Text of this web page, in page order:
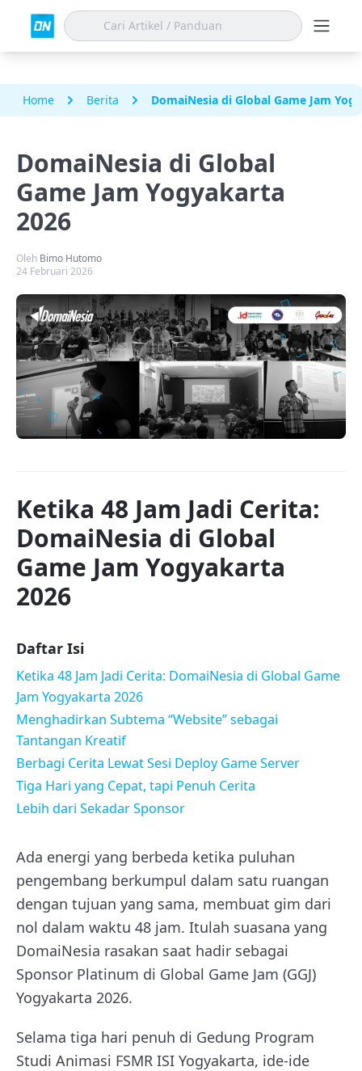
Home Berita DomaiNesia di Global Game Jam
DomaiNesia di Global
Game Jam Yogyakarta
2026
Oleh Bimo Hutomo
24 Februari 2026
Ketika 48 Jam Jadi Cerita:
DomaiNesia di Global
Game Jam Yogyakarta
2026
Daftar Isi
Ketika 48 Jam Jadi Cerita: DomaiNesia di Global Game
Jam Yogyakarta 2026
Menghadirkan Subtema “Website” sebagai
Tantangan Kreatif
Berbagi Cerita Lewat Sesi Deploy Game Server
Tiga Hari yang Cepat, tapi Penuh Cerita
Lebih dari Sekadar Sponsor
Ada energi yang berbeda ketika puluhan
pengembang berkumpul dalam satu ruangan
dengan tujuan yang sama, membuat gim dari
nol dalam waktu 48 jam. Itulah suasana yang
DomaiNesia rasakan saat hadir sebagai
Sponsor Platinum di Global Game Jam (GGJ)
Yogyakarta 2026.
Selama tiga hari penuh di Gedung Program
Studi Animasi FSMR ISI Yogyakarta, ide-ide